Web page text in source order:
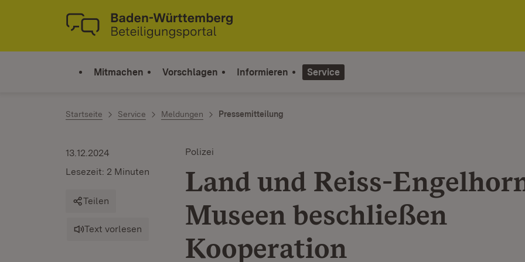
Zum Inhalt springen
Link zur Startseite
Mitmachen Vorschlagen Informieren Service
Startseite Service Meldungen Pressemitteilung
Polizei
Land und Reiss-
Museen beschließen
Kooperation
13.12.2024
Lesezeit: 2 Minuten
Teilen
Text vorlesen